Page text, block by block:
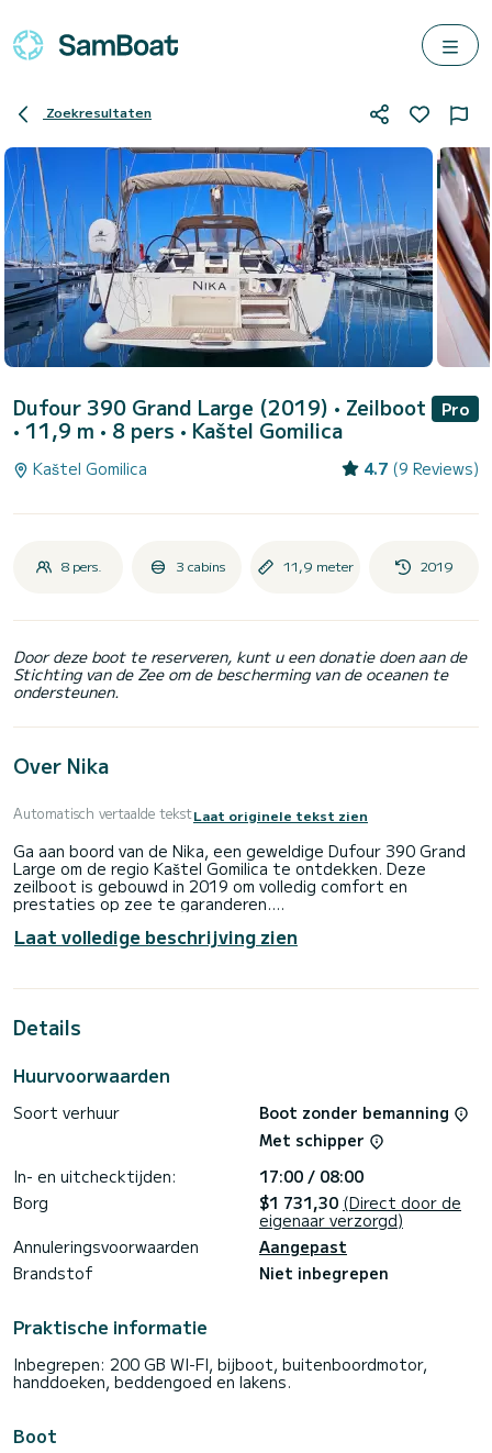
Zoekresultaten
Dufour 390 Grand Large (2019) • Zeilboot
• 11,9 m • 8 pers • Kaštel Gomilica
Pro
Kaštel Gomilica 4.7 (9 Reviews)
8 pers. 3 cabins 11,9 meter 2019
Door deze boot te reserveren, kunt u een donatie doen aan de
Stichting van de Zee om de bescherming van de oceanen te
ondersteunen.
Over Nika
Automatisch vertaalde tekstLaat originele tekst zien
Ga aan boord van de Nika, een geweldige Dufour 390 Grand
Large om de regio Kaštel Gomilica te ontdekken. Deze
zeilboot is gebouwd in 2019 om volledig comfort en
prestaties op zee te garanderen.
De boot heeft 3 volledig uitgeruste hut(ten) en een
capaciteit van 8 personen. Met een totale lengte van 12
vakantie op het water door te brengen in de omgeving van
Deze boot is uitgerust met een Volledig gelat grootzeil en
Automatische piloot, Boegschroef, Luidsprekers, USB-
stekker, Wifi en internet, Dekdouche, Plancha,
Als u vragen heeft over de boot of de chartervoorwaarden,
kunt u een bericht sturen via het Samboat-platform. Een
SamBoat-adviseur beantwoordt uw vragen en biedt u onze
Laat volledige beschrijving zien
Details
Huurvoorwaarden
Soort verhuur
Boot zonder bemanning
Met schipper
In- en uitchecktijden:
17:00 / 08:00
Borg
$1 731,30 (Direct door de
eigenaar verzorgd)
Annuleringsvoorwaarden
Aangepast
Brandstof
Niet inbegrepen
Praktische informatie
Inbegrepen: 200 GB WI-FI, bijboot, buitenboordmotor,
handdoeken, beddengoed en lakens.
Boot